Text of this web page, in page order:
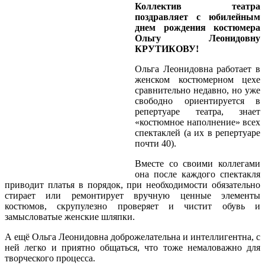
Коллектив театра
поздравляет с юбилейным
днем рождения костюмера
Ольгу Леонидовну
КРУТИКОВУ!
Ольга Леонидовна работает в
женском костюмерном цехе
сравнительно недавно, но уже
свободно ориентируется в
репертуаре театра, знает
«костюмное наполнение» всех
спектаклей (а их в репертуаре
почти 40).
Вместе со своими коллегами
она после каждого спектакля
приводит платья в порядок, при необходимости обязательно
стирает или ремонтирует вручную ценные элементы
костюмов, скрупулезно проверяет и чистит обувь и
замысловатые женские шляпки.
А ещё Ольга Леонидовна доброжелательна и интеллигентна, с
ней легко и приятно общаться, что тоже немаловажно для
творческого процесса.